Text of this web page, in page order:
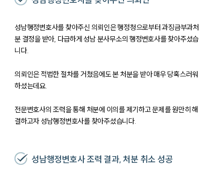
성남행정변호사를 찾아주신 의뢰인은 행정청으로부터 과징금부과처
분 결정을 받아, 다급하게 성남 분사무소의 행정변호사를 찾아주셨습
니다.
의뢰인은 적법한 절차를 거쳤음에도 본 처분을 받아 매우 당혹스러워
하셨는데요.
전문변호사의 조력을 통해 처분에 이의를 제기하고 문제를 원만히 해
결하고자 성남행정변호사를 찾아주셨습니다.
성남행정변호사 조력 결과, 처분 취소 성공